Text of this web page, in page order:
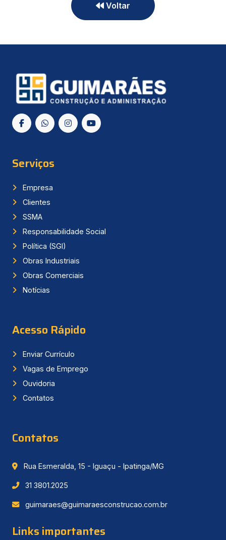
Voltar
Serviços
Empresa
Clientes
SSMA
Responsabilidade Social
Política (SGI)
Obras Industriais
Obras Comerciais
Notícias
Acesso Rápido
Enviar Currículo
Vagas de Emprego
Ouvidoria
Contatos
Contatos
Rua Esmeralda, 15 - Iguaçu - Ipatinga/MG
31 3801.2025
guimaraes@guimaraesconstrucao.com.br
Links importantes